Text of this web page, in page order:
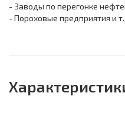
- Заводы по перегонке
- Пороховые предприятия и